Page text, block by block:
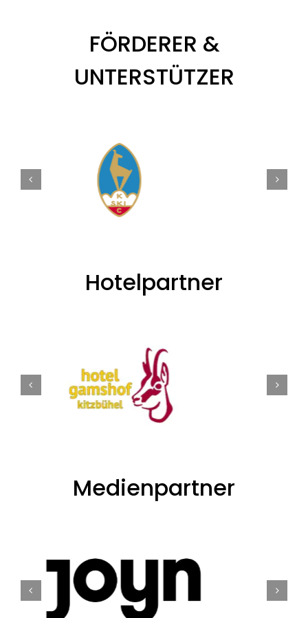
FÖRDERER &
UNTERSTÜTZER
Hotelpartner
Medienpartner